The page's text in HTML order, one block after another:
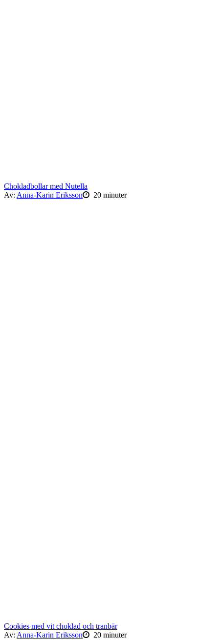
Chokladbollar med Nutella
Av: Anna-Karin Eriksson 20 minuter
Cookies med vit choklad och tranbär
Av: Anna-Karin Eriksson
20 minuter